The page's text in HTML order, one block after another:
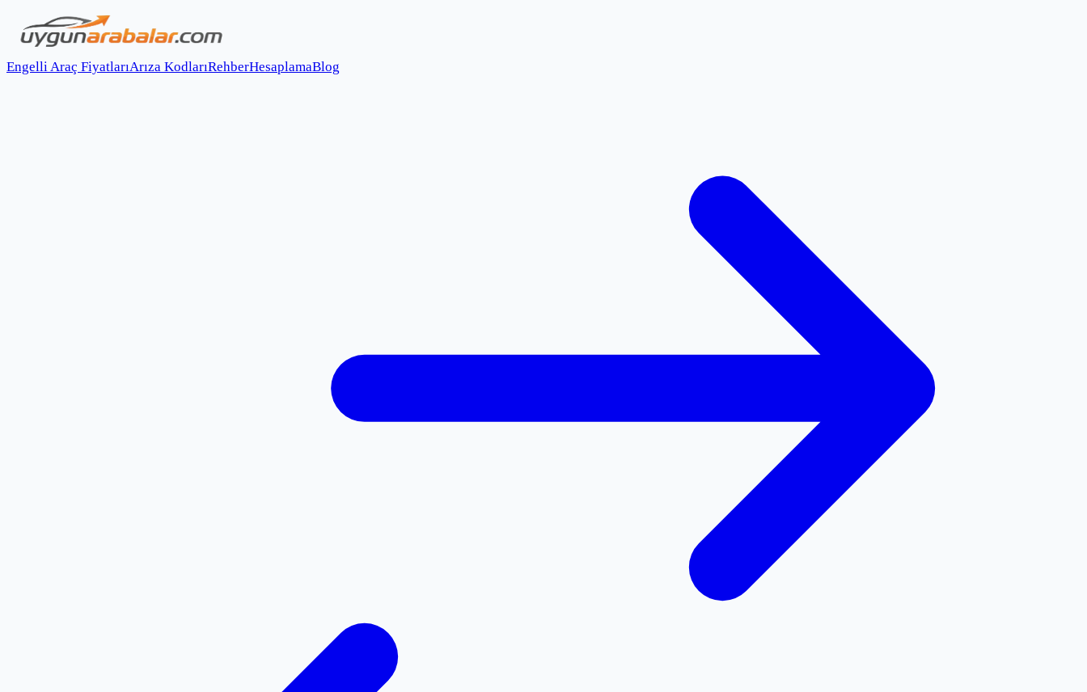
Engelli Araç FiyatlarıArıza KodlarıRehberHesaplamaBlog